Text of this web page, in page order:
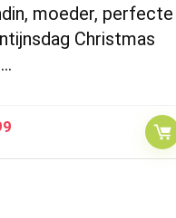
moeder, perfecte
Christmas